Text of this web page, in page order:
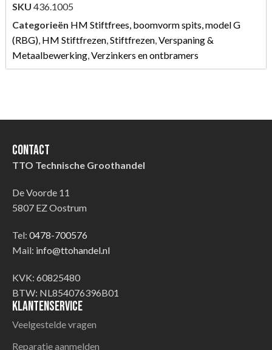
SKU 436.1005
Categorieën HM Stiftfrees, boomvorm spits, model G
(RBG), HM Stiftfrezen,Stiftfrezen,Verspaning &
Metaalbewerking,Verzinkers en ontbramers
Contact
TTO Technische Groothandel
De Voorde 11
5807 EZ Oostrum
Tel: 0478-700576
Mail: info@ttohandel.nl
KVK: 60825480
BTW: NL854076396B01
Klantenservice
Veelgestelde vragen
Reparatie aanmelden